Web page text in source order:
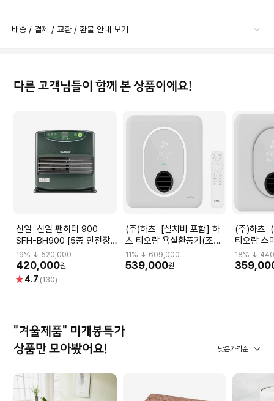
배송 / 결제 / 교환 / 환불 안내 보기
다른 고객님들이 함께 본 상품이에요!
신일 신일 팬히터 900
SFH-BH900 [5중 안전장
치/차일드락 버튼/마이콤 조
절방식]
19% ↓ 520,000
420,000원
별 4.7 (130)
(주)하츠 [설치비 포함] 하
츠 티오람 욕실환풍기(조명
기능 포함)
11 % ↓609,000
539,000원
(주)하츠 (기사설치형) 하츠
티오람 스
(조명기능)
18% ↓
"겨울제품" 미개봉특가
상품만 모아봤어요!
낮은가격순